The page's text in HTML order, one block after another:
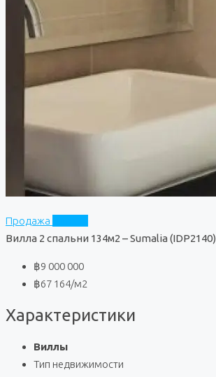
Продажа
Вилла 2 спальни 134м2 – Sumalia (IDP2140)
฿9 000 000
฿67 164/м2
Характеристики
Виллы
Тип недвижимости